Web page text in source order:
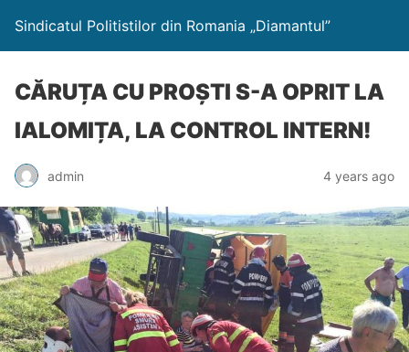
Sindicatul Politistilor din Romania „Diamantul”
CĂRUȚA CU PROȘTI S-A OPRIT LA
IALOMIȚA, LA CONTROL INTERN!
admin 4 years ago